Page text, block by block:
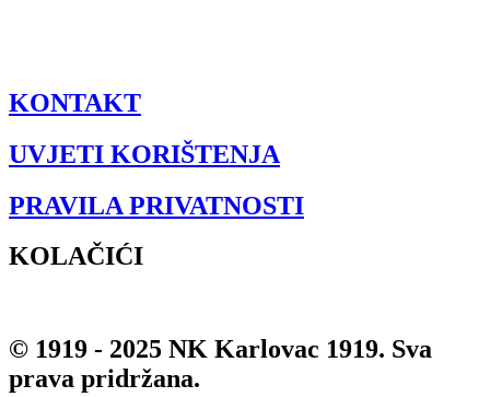
KONTAKT
UVJETI KORIŠTENJA
PRAVILA PRIVATNOSTI
KOLAČIĆI
© 1919 - 2025 NK Karlovac 1919. Sva
prava pridržana.